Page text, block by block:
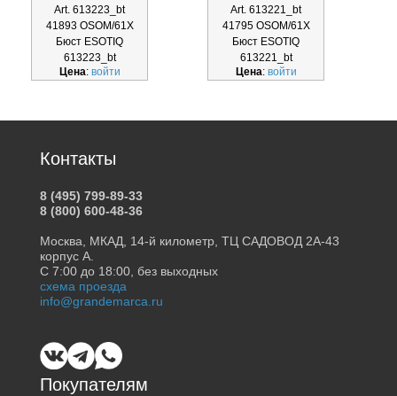
Art. 613223_bt
41893 OSOM/61X
Бюст ESOTIQ
613223_bt
Цена: войти
Art. 613221_bt
41795 OSOM/61X
Бюст ESOTIQ
613221_bt
Цена: войти
Покупателям
Контакты
8 (495) 799-89-33
8 (800) 600-48-36
Москва, МКАД, 14-й километр, ТЦ САДОВОД 2А-43
корпус А.
С 7:00 до 18:00, без выходных
схема проезда
info@grandemarca.ru